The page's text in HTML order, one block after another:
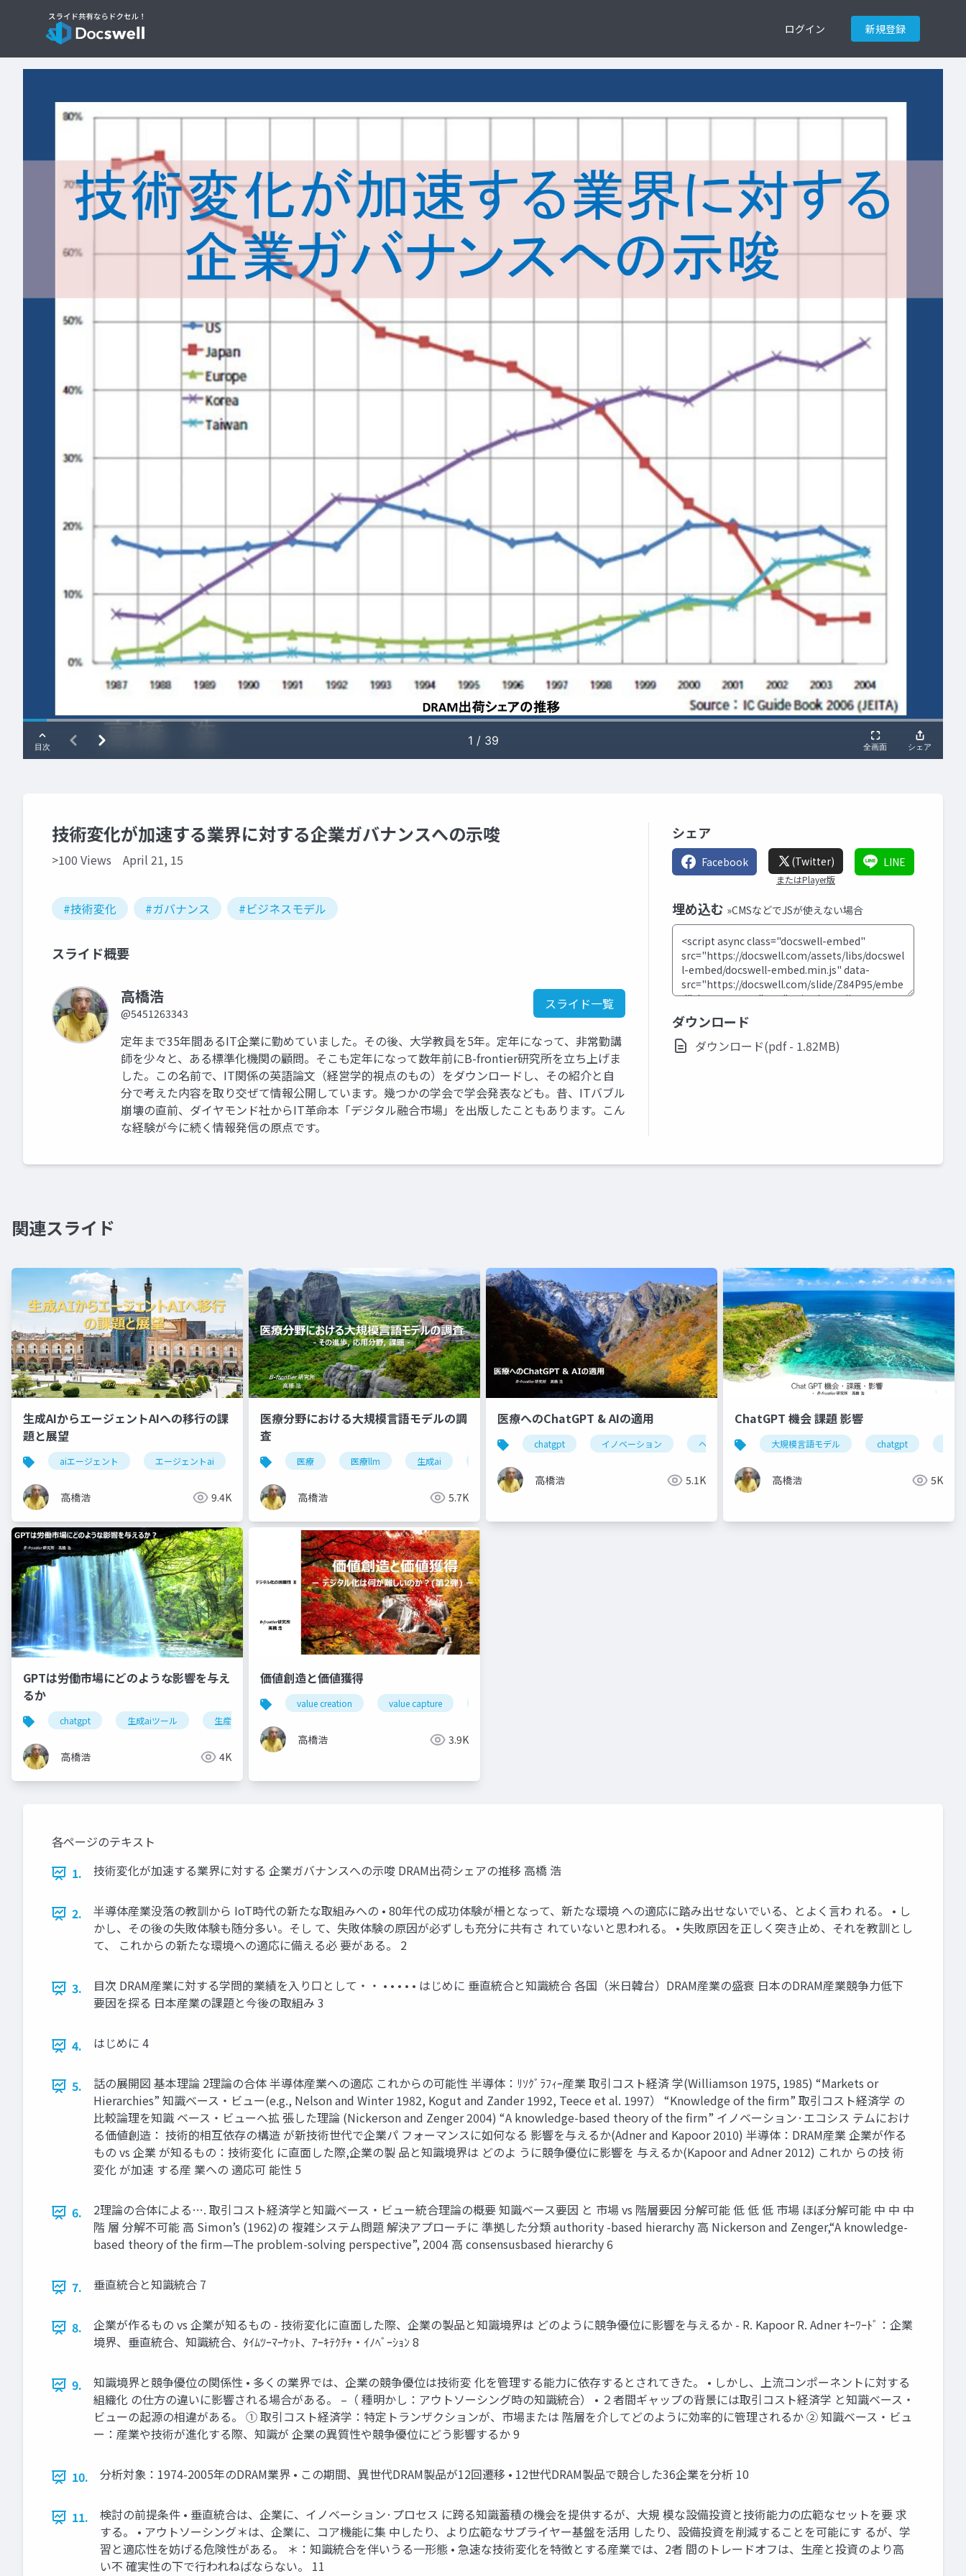
ログイン 新規登録
技術変化が加速する業界に対する企業ガバナンスへの示唆
>100 Views April 21, 15
#技術変化 #ガバナンス #ビジネスモデル
スライド概要
高橋浩
@5451263343
スライド一覧
定年まで35年間あるIT企業に勤めていました。その後、大学教員を5年。定年になって、非常勤講
師を少々と、ある標準化機関の顧問。そこも定年になって数年前にB-frontier研究所を立ち上げま
した。この名前で、IT関係の英語論文（経営学的視点のもの）をダウンロードし、その紹介と自
分で考えた内容を取り交ぜて情報公開しています。幾つかの学会で学会発表なども。昔、ITバブル
崩壊の直前、ダイヤモンド社からIT革命本「デジタル融合市場」を出版したこともあります。こん
な経験が今に続く情報発信の原点です。
シェア
Facebook (Twitter)
またはPlayer版
LINE
埋め込む »CMSなどでJSが使えない場合
ダウンロード
ダウンロード(pdf - 1.82MB)
関連スライド
生成AIからエージェントAIへの移行の課
題と展望
aiエージェント エージェントai 自律性 ガバナンス エージェント介入
高橋浩 9.4K
医療分野における大規模言語モデルの調
査
医療 医療llm 生成ai
高橋浩 5.7K
医療へのChatGPT & AIの適用
chatgpt イノベーション ヘルスケア 新サービス開発 組織変革
高橋浩 5.1K
ChatGPT 機会 課題 影響
大規模言語モデル chatgpt
高橋浩 5K
GPTは労働市場にどのような影響を与え
るか
chatgpt 生成aiツール 生産性向上
高橋浩 4K
価値創造と価値獲得
value creation value capture
高橋浩 3.9K
各ページのテキスト
1.
技術変化が加速する業界に対する 企業ガバナンスへの示唆 DRAM出荷シェアの推移 高橋 浩
2.
半導体産業没落の教訓から IoT時代の新たな取組みへの • 80年代の成功体験が柵となって、新たな環境 への適応に踏み出せないでいる、とよく言わ れる。 • し
かし、その後の失敗体験も随分多い。そし て、失敗体験の原因が必ずしも充分に共有さ れていないと思われる。 • 失敗原因を正しく突き止め、それを教訓とし
て、 これからの新たな環境への適応に備える必 要がある。 2
3.
目次 DRAM産業に対する学問的業績を入り口として・・ • • • • • はじめに 垂直統合と知識統合 各国（米日韓台）DRAM産業の盛衰 日本のDRAM産業競争力低下
要因を探る 日本産業の課題と今後の取組み 3
4. はじめに 4
5.
話の展開図 基本理論 2理論の合体 半導体産業への適応 これからの可能性 半導体：ﾘｿｸﾞﾗﾌｨｰ産業 取引コスト経済 学(Williamson 1975, 1985) “Markets or
Hierarchies” 知識ベース・ビュー(e.g., Nelson and Winter 1982, Kogut and Zander 1992, Teece et al. 1997） “Knowledge of the firm” 取引コスト経済学 の
比較論理を知識 ベース・ビューへ拡 張した理論 (Nickerson and Zenger 2004) “A knowledge-based theory of the firm” イノベーション·エコシス テムにおけ
る価値創造： 技術的相互依存の構造 が新技術世代で企業パ フォーマンスに如何なる 影響を与えるか(Adner and Kapoor 2010) 半導体：DRAM産業 企業が作る
もの vs 企業 が知るもの：技術変化 に直面した際,企業の製 品と知識境界は どのよ うに競争優位に影響を 与えるか(Kapoor and Adner 2012) これか らの技 術
変化 が加速 する産 業への 適応可 能性 5
6.
2理論の合体による…. 取引コスト経済学と知識ベース・ビュー統合理論の概要 知識ベース要因 と 市場 vs 階層要因 分解可能 低 低 低 市場 ほぼ分解可能 中 中 中
階 層 分解不可能 高 Simon’s (1962)の 複雑システム問題 解決アプローチに 準拠した分類 authority -based hierarchy 高 Nickerson and Zenger,“A knowledge-
based theory of the firm—The problem-solving perspective”, 2004 高 consensusbased hierarchy 6
7. 垂直統合と知識統合 7
8.
企業が作るもの vs 企業が知るもの - 技術変化に直面した際、企業の製品と知識境界は どのように競争優位に影響を与えるか - R. Kapoor R. Adner ｷｰﾜｰﾄﾞ：企業
境界、垂直統合、知識統合、ﾀｲﾑﾂｰﾏｰｹｯﾄ、ｱｰｷﾃｸﾁｬ・ｲﾉﾍﾞｰｼｮﾝ 8
9.
知識境界と競争優位の関係性 • 多くの業界では、企業の競争優位は技術変 化を管理する能力に依存するとされてきた。 • しかし、上流コンポーネントに対する
組織化 の仕方の違いに影響される場合がある。 –（ 種明かし：アウトソーシング時の知識統合） • ２者間ギャップの背景には取引コスト経済学 と知識ベース・
ビューの起源の相違がある。 ① 取引コスト経済学：特定トランザクションが、市場または 階層を介してどのように効率的に管理されるか ② 知識ベース・ビュ
ー：産業や技術が進化する際、知識が 企業の異質性や競争優位にどう影響するか 9
10. 分析対象：1974-2005年のDRAM業界 • この期間、異世代DRAM製品が12回遷移 • 12世代DRAM製品で競合した36企業を分析 10
11.
検討の前提条件 • 垂直統合は、企業に、イノベーション·プロセス に跨る知識蓄積の機会を提供するが、大規 模な設備投資と技術能力の広範なセットを要 求
する。 • アウトソーシング＊は、企業に、コア機能に集 中したり、より広範なサプライヤー基盤を活用 したり、設備投資を削減することを可能にす るが、学
習と適応性を妨げる危険性がある。 ＊：知識統合を伴いうる一形態 • 急速な技術変化を特徴とする産業では、2者 間のトレードオフは、生産と投資のより高
い不 確実性の下で行われねばならない。 11